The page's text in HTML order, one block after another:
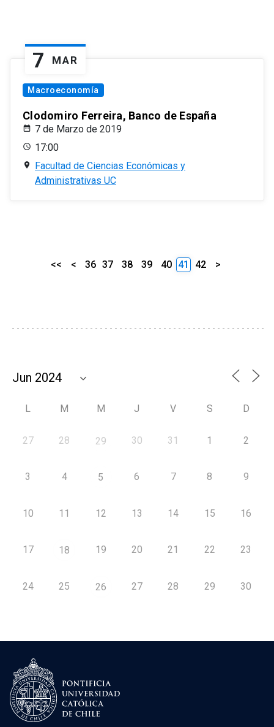
7 MAR
Macroeconomía
Clodomiro Ferreira, Banco de España
7 de Marzo de 2019
17:00
Facultad de Ciencias Económicas y
Administrativas UC
<< < 36 37 38 39 40 41 42 >
L M M J V S D
27 28 29 30 31 1 2
3 4 5 6 7 8 9
10 11 12 13 14 15 16
17 18 19 20 21 22 23
24 25 26 27 28 29 30